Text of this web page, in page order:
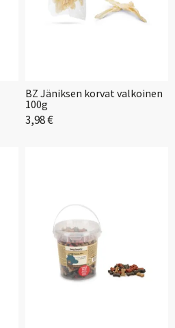
BZ Jäniksen korvat valkoinen
100g
3,98 €